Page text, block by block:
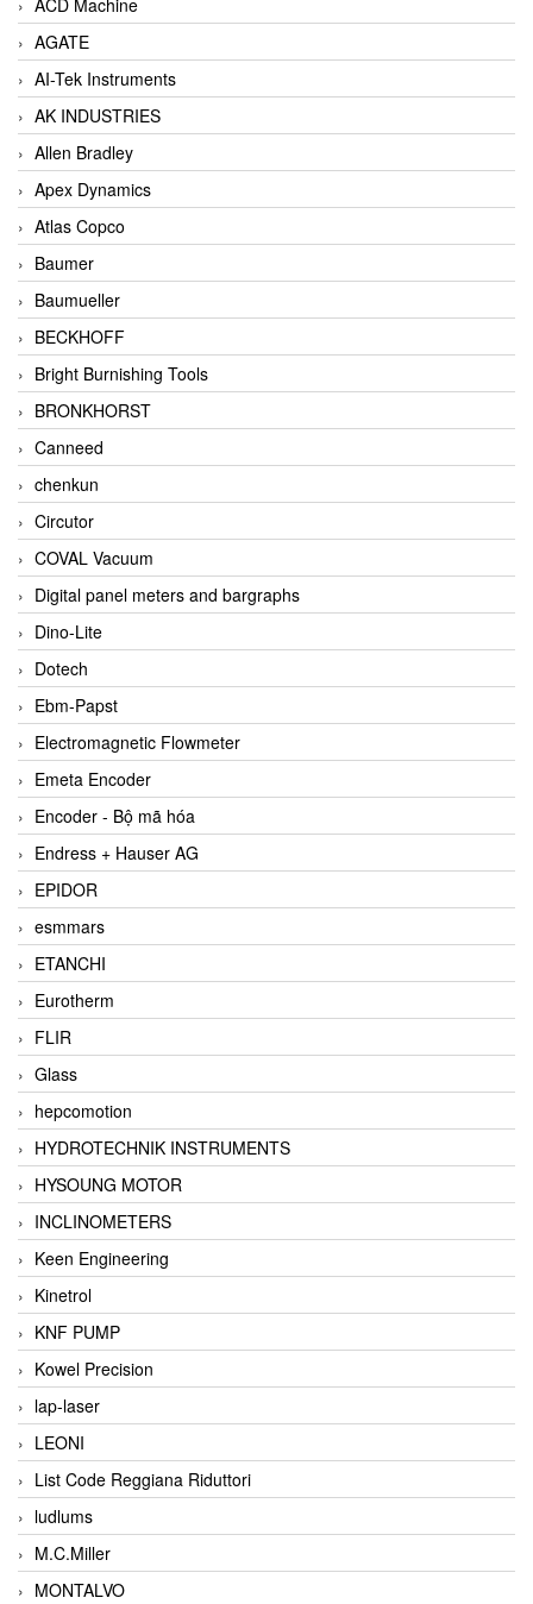
AGATE
AI-Tek Instruments
AK INDUSTRIES
Allen Bradley
Apex Dynamics
Atlas Copco
Baumer
Baumueller
BECKHOFF
Bright Burnishing Tools
BRONKHORST
Canneed
chenkun
Circutor
COVAL Vacuum
Digital panel meters and bargraphs
Dino-Lite
Dotech
Ebm-Papst
Electromagnetic Flowmeter
Emeta Encoder
Encoder - Bộ mã hóa
Endress + Hauser AG
EPIDOR
esmmars
ETANCHI
Eurotherm
FLIR
Glass
hepcomotion
HYDROTECHNIK INSTRUMENTS
HYSOUNG MOTOR
INCLINOMETERS
Keen Engineering
Kinetrol
KNF PUMP
Kowel Precision
lap-laser
LEONI
List Code Reggiana Riduttori
ludlums
M.C.Miller
MONTALVO